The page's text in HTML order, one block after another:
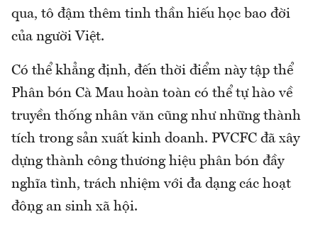
qua, tô đậm thêm tinh thần hiếu học bao đời
của người Việt.
Có thể khẳng định, đến thời điểm này tập thể
Phân bón Cà Mau hoàn toàn có thể tự hào về
truyền thống nhân văn cũng như những thành
tích trong sản xuất kinh doanh. PVCFC đã xây
dựng thành công thương hiệu phân bón đầy
nghĩa tình, trách nhiệm với đa dạng các hoạt
động an sinh xã hội.